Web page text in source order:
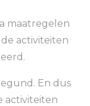
maatregelen
activiteiten
En dus
activiteiten